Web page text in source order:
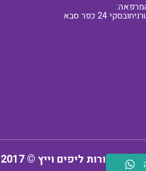
24 כפר סבא
שמורות ליפים וייץ © 2017